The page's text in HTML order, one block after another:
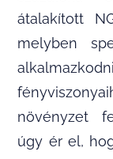
átalakított
melyben
növényzet
úgy ér el,